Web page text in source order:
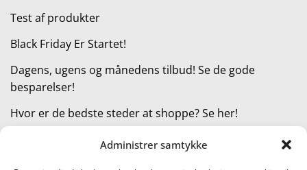
Administrer samtykke
Test af produkter
Black Friday Er Startet!
Dagens, ugens og månedens tilbud! Se de gode
besparelser!
Hvor er de bedste steder at shoppe? Se her!